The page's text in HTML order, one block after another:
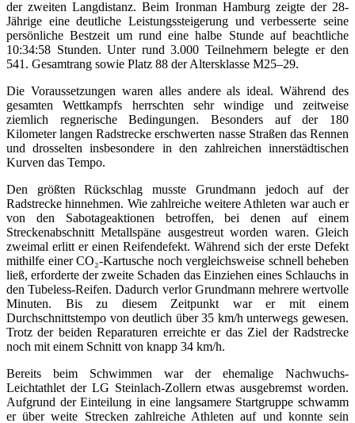
der zweiten Langdistanz. Beim Ironman Hamburg zeigte der 28-
Jährige eine deutliche Leistungssteigerung und verbesserte seine
persönliche Bestzeit um rund eine halbe Stunde auf beachtliche
10:34:58 Stunden. Unter rund 3.000 Teilnehmern belegte er den
541. Gesamtrang sowie Platz 88 der Altersklasse M25–29.
Die Voraussetzungen waren alles andere als ideal. Während des
gesamten Wettkampfs herrschten sehr windige und zeitweise
ziemlich regnerische Bedingungen. Besonders auf der 180
Kilometer langen Radstrecke erschwerten nasse Straßen das Rennen
und drosselten insbesondere in den zahlreichen innerstädtischen
Kurven das Tempo.
Den größten Rückschlag musste Grundmann jedoch auf der
Radstrecke hinnehmen. Wie zahlreiche weitere Athleten war auch er
von den Sabotageaktionen betroffen, bei denen auf einem
Streckenabschnitt Metallspäne ausgestreut worden waren. Gleich
zweimal erlitt er einen Reifendefekt. Während sich der erste Defekt
mithilfe einer CO₂-Kartusche noch vergleichsweise schnell beheben
ließ, erforderte der zweite Schaden das Einziehen eines Schlauchs in
den Tubeless-Reifen. Dadurch verlor Grundmann mehrere wertvolle
Minuten. Bis zu diesem Zeitpunkt war er mit einem
Durchschnittstempo von deutlich über 35 km/h unterwegs gewesen.
Trotz der beiden Reparaturen erreichte er das Ziel der Radstrecke
noch mit einem Schnitt von knapp 34 km/h.
Bereits beim Schwimmen war der ehemalige Nachwuchs-
Leichtathlet der LG Steinlach-Zollern etwas ausgebremst worden.
Aufgrund der Einteilung in eine langsamere Startgruppe schwamm
er über weite Strecken zahlreiche Athleten auf und konnte sein